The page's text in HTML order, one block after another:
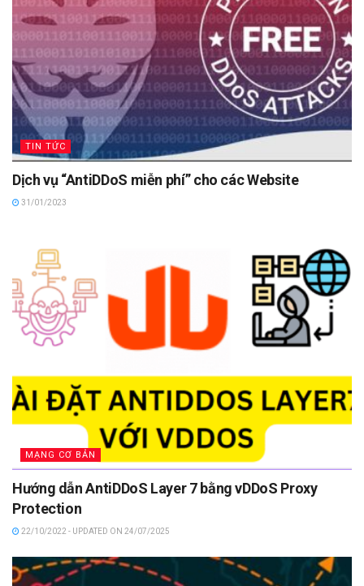
TIN TỨC
Dịch vụ “AntiDDoS miễn phí” cho các Website
31/01/2023
MẠNG CƠ BẢN
Hướng dẫn AntiDDoS Layer 7 bằng vDDoS Proxy
Protection
22/10/2022 - UPDATED ON 24/07/2025